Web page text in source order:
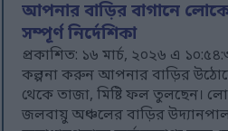
আপনার বাড়ির বাগানে
সম্পূর্ণ নির্দেশিকা
প্রকাশিত: ১৬ মার্চ, ২০২৬ এ
কল্পনা করুন আপনার বাড়ির
থেকে তাজা, মিষ্টি ফল তুলছেন।
জলবায়ু অঞ্চলের বাড়ির